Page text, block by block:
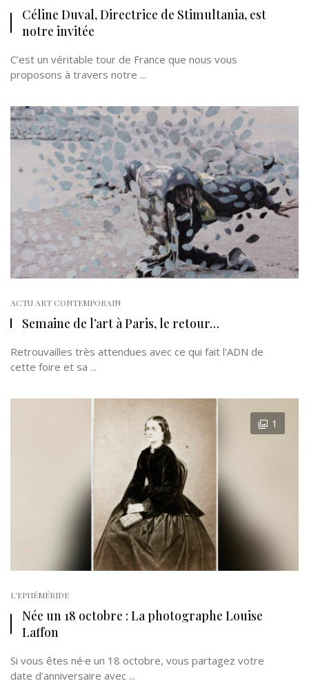
Céline Duval, Directrice de Stimultania, est
notre invitée
C’est un véritable tour de France que nous vous
proposons à travers notre ...
ACTU ART CONTEMPORAIN
Semaine de l’art à Paris, le retour…
Retrouvailles très attendues avec ce qui fait l'ADN de
cette foire et sa ...
1
L'EPHÉMÉRIDE
Née un 18 octobre : La photographe Louise
Laffon
Si vous êtes né·e un 18 octobre, vous partagez votre
date d’anniversaire avec ...